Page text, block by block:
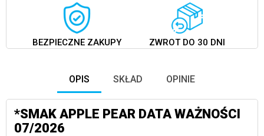
BEZPIECZNE ZAKUPY ZWROT DO 30 DNI
OPIS SKŁAD OPINIE
*SMAK APPLE PEAR DATA WAŻNOŚCI
07/2026